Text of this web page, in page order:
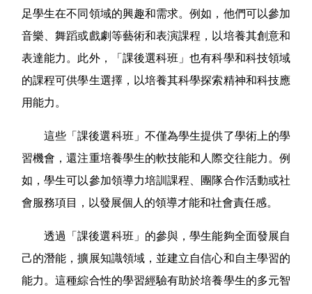
足學生在不同領域的興趣和需求。例如，他們可以參加
音樂、舞蹈或戲劇等藝術和表演課程，以培養其創意和
表達能力。此外，「課後選科班」也有科學和科技領域
的課程可供學生選擇，以培養其科學探索精神和科技應
用能力。
這些「課後選科班」不僅為學生提供了學術上的學
習機會，還注重培養學生的軟技能和人際交往能力。例
如，學生可以參加領導力培訓課程、團隊合作活動或社
會服務項目，以發展個人的領導才能和社會責任感。
透過「課後選科班」的參與，學生能夠全面發展自
己的潛能，擴展知識領域，並建立自信心和自主學習的
能力。這種綜合性的學習經驗有助於培養學生的多元智